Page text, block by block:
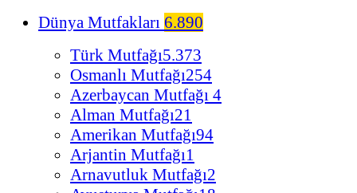
Dünya Mutfakları 6.890
Türk Mutfağı5.373
Osmanlı Mutfağı254
Azerbaycan Mutfağı 4
Alman Mutfağı21
Amerikan Mutfağı94
Arjantin Mutfağı1
Arnavutluk Mutfağı2